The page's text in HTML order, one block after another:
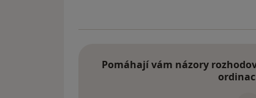
Pomáhají vám názory